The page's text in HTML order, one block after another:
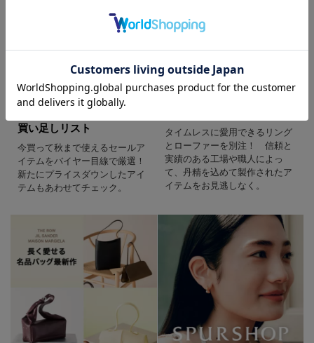
買い足しリスト
今買って秋まで使えるセールア
イテムをバイヤー目線で厳選！
新たにプライスダウンしたアイ
テムもあわせてチェック。
タイムレスに愛用できるリング
とローファーを別注！ 信頼と
実績のある工場や職人によっ
て、丹精を込めて製作されたア
イテムをお見逃しなく。